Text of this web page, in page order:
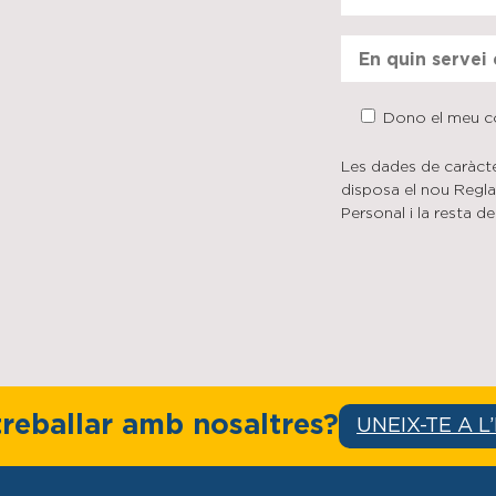
Dono el meu
Les dades de
disposa el nou
Personal i la resta
amb nosaltres? UNEIX-TE A